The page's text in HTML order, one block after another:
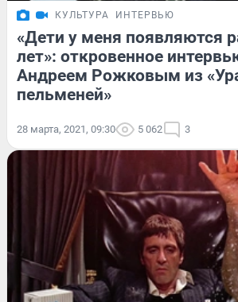
КУЛЬТУРА ИНТЕРВЬЮ
«Дети у меня появляются
лет»: откровенное
Андреем Рожковым из
пельменей»
28 марта, 2021, 09:30 5 062 3